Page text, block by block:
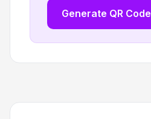
Generate QR Code